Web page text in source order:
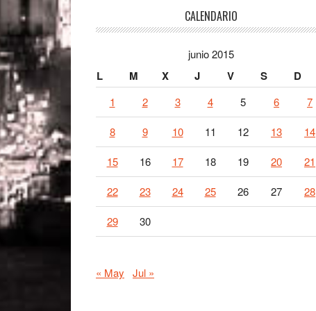
CALENDARIO
junio 2015
L M X J V S D
1 2 3 4 5 6 7
8 9 10 11 12 13 14
15 16 17 18 19 20 21
22 23 24 25 26 27 28
29 30
« May Jul »